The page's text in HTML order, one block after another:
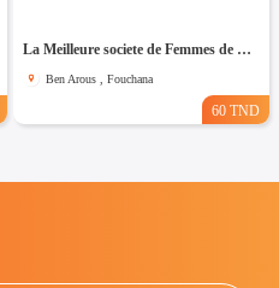
La Meilleure societe de Femmes de Ménage A Fouchana
Ben Arous , Fouchana
60 TND